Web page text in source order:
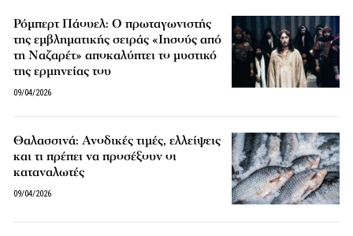
Ρόμπερτ Πάουελ: Ο πρωταγωνιστής
της εμβληματικής σειράς «Ιησούς από
τη Ναζαρέτ» αποκαλύπτει το μυστικό
της ερμηνείας του
09/04/2026
Θαλασσινά: Ανοδικές τιμές, ελλείψεις
και τι πρέπει να προσέξουν οι
καταναλωτές
09/04/2026